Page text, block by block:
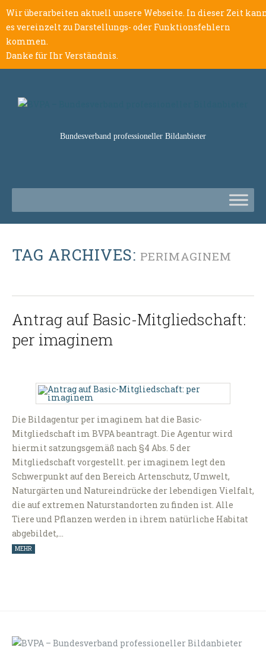
Wir überarbeiten aktuell unsere Webseite. In dieser Zeit
es vereinzelt zu Darstellungs- oder Funktionsfehlern
kommen.
Danke für Ihr Verständnis.
Bundesverband professioneller Bildanbieter
TAG ARCHIVES: PERIMAGINEM
Antrag auf Basic-Mitgliedschaft:
per imaginem
Die Bildagentur per imaginem hat die Basic-
Mitgliedschaft im BVPA beantragt. Die Agentur wird
hiermit satzungsgemäß nach §4 Abs. 5 der
Mitgliedschaft vorgestellt. per imaginem legt den
Schwerpunkt auf den Bereich Artenschutz, Umwelt,
Naturgärten und Natureindrücke der lebendigen Vielfalt,
die auf extremen Naturstandorten zu finden ist. Alle
Tiere und Pflanzen werden in ihrem natürliche Habitat
abgebildet,…
MEHR